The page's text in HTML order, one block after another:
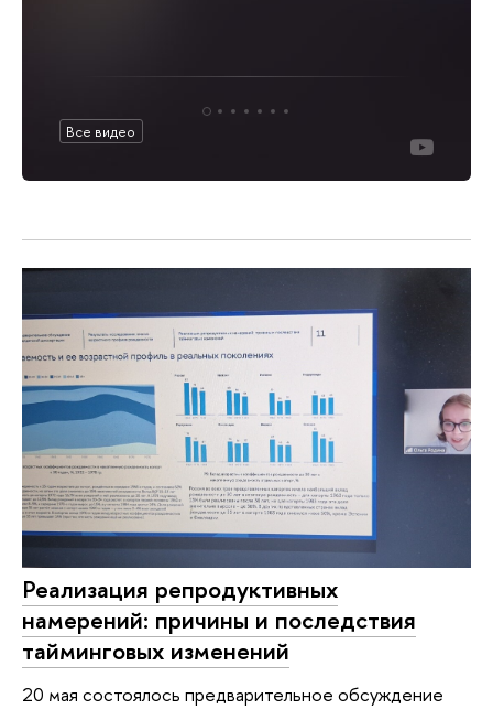
Все видео
Реализация репродуктивных
намерений: причины и последствия
тайминговых изменений
20 мая состоялось предварительное обсуждение